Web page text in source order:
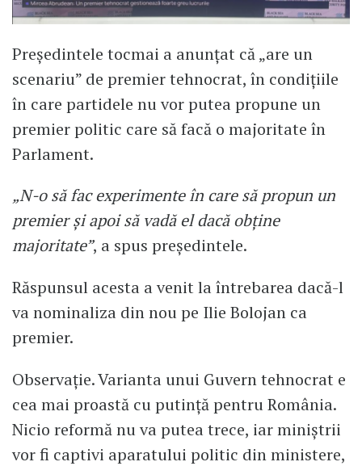
Președintele tocmai a anunțat că „are un
scenariu” de premier tehnocrat, în condițiile
în care partidele nu vor putea propune un
premier politic care să facă o majoritate în
Parlament.
„N-o să fac experimente în care să propun un
premier și apoi să vadă el dacă obține
majoritate”, a spus președintele.
Răspunsul acesta a venit la întrebarea dacă-l
va nominaliza din nou pe Ilie Bolojan ca
premier.
Observație. Varianta unui Guvern tehnocrat e
cea mai proastă cu putință pentru România.
Nicio reformă nu va putea trece, iar miniștrii
vor fi captivi aparatului politic din ministere,